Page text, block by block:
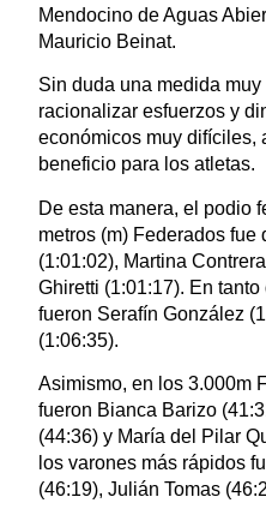
Mendocino de Aguas
Mauricio Beinat.
Sin duda una medida
racionalizar esfuerzos y
económicos muy difíciles,
beneficio para los atletas.
De esta manera, el podio
metros (m) Federados fue
(1:01:02), Martina
Ghiretti (1:01:17). En
fueron Serafín González
(1:06:35).
Asimismo, en los 3.000m
fueron Bianca Barizo
(44:36) y María del Pilar
los varones más rápidos
(46:19), Julián Tomas